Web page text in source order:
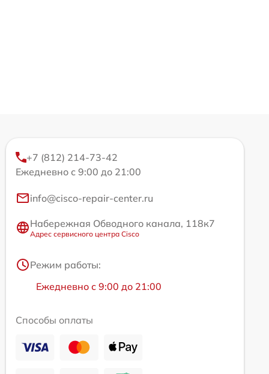
+7 (812) 214-73-42
Ежедневно с 9:00 до 21:00
info@cisco-repair-center.ru
Набережная Обводного канала, 118к7
Адрес сервисного центра Cisco
Режим работы:
Ежедневно с 9:00 до 21:00
Способы оплаты